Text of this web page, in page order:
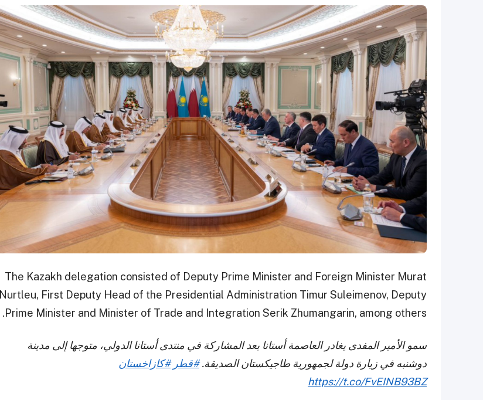
The Kazakh delegation consisted of Deputy Prime Minister and Foreign Minister Murat
Nurtleu, First Deputy Head of the Presidential Administration Timur Suleimenov, Deputy
Prime Minister and Minister of Trade and Integration Serik Zhumangarin, among others.
سمو الأمير المفدى يغادر العاصمة أستانا بعد المشاركة في منتدى أستانا الدولي، متوجها إلى مدينة
دوشنبه في زيارة دولة لجمهورية طاجيكستان الصديقة.#قطر #كازاخستان
https://t.co/FvEINB93BZ